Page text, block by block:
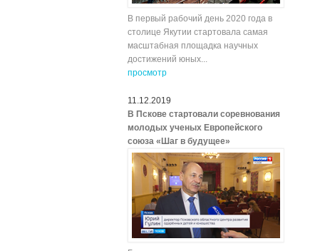
В первый рабочий день 2020 года в
столице Якутии стартовала самая
масштабная площадка научных
достижений юных...
просмотр
11.12.2019
В Пскове стартовали соревнования
молодых ученых Европейского
союза «Шаг в будущее»